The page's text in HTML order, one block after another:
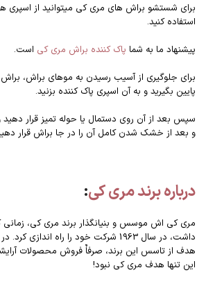
برای شستشو براش های مری کی میتوانید از اسپری
استفاده کنید.
پیشنهاد ما به شما پاک کننده براش مری کی است.
برای جلوگیری از آسیب رسیدن به موهای براش،
پایین بگیرید و به آن اسپری پاک کننده بزنید.
سپس بعد از آن روی دستمال یا حوله تمیز قرار
و بعد از خشک شدن کامل آن را در جا براش قرار
درباره برند مری کی:
داشت، در سال 1963 شرکت خود را راه
هدف از تاسس این برند، صرفاٌ فروش محصولات
این تنها هدف مری کی نبود!